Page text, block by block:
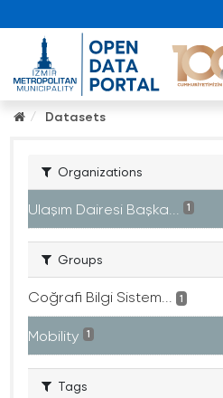
Datasets
Organizations
Ulaşım Dairesi Başka... 1
Groups
Coğrafi Bilgi Sistem... 1
Mobility 1
Tags